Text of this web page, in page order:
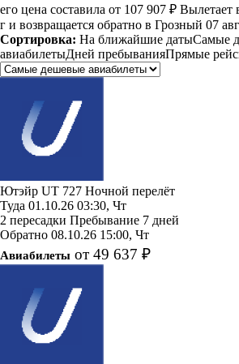
его цена составила от 107 907 ₽ Вылетает
г и возвращается обратно в Грозный 07
Сортировка: На ближайшие датыСамые
авиабилетыДней пребыванияПрямые
Ютэйр UT 727 Ночной перелёт
Туда 01.10.26 03:30, Чт
2 пересадки Пребывание 7 дней
Обратно 08.10.26 15:00, Чт
Авиабилеты от 49 637 ₽